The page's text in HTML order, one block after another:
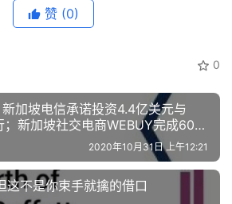
赞 (0)
0
加坡电信承诺投资4.4亿美元与
新加坡社交电商WEBUY完成600
2020年10月31日 上午12:21
不是你束手就擒的借口